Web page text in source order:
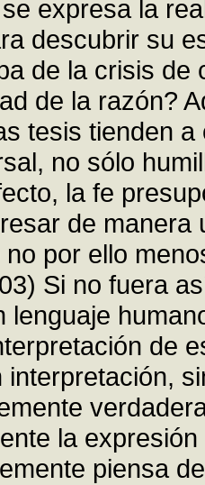
expresa la
descubrir su
de la crisis
de la razón?
tesis tienden
no sólo
la fe
de
no por ello
Si no fuera
lenguaje
de
interpretación,
la
piensa